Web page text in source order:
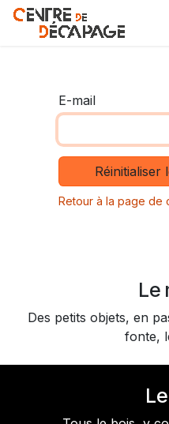
Se rendre au contenu
E-mail
Réinitialiser
Retour à la page de
Le
Des petits objets, en
fonte,